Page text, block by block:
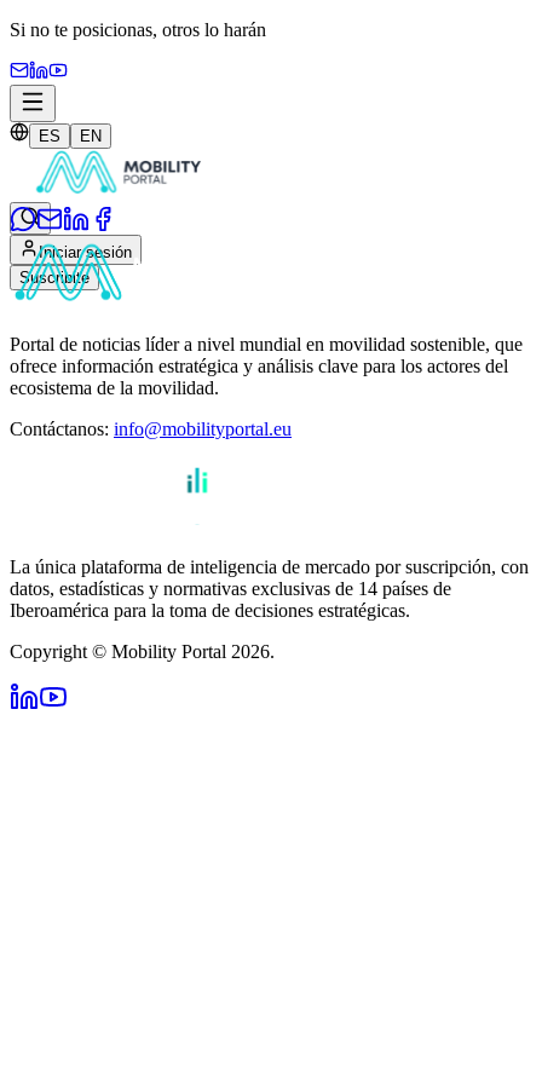
Si no te posicionas, otros lo harán
ES EN
Iniciar sesión
Suscribite
Portal de noticias líder a nivel mundial en movilidad sostenible, que
ofrece información estratégica y análisis clave para los actores del
ecosistema de la movilidad.
Contáctanos: info@mobilityportal.eu
La única plataforma de inteligencia de mercado por suscripción, con
datos, estadísticas y normativas exclusivas de 14 países de
Iberoamérica para la toma de decisiones estratégicas.
Copyright © Mobility Portal 2026.